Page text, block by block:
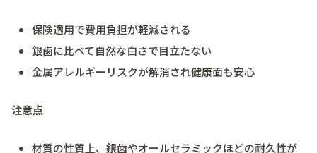
保険適用で費用負担が軽減される
銀歯に比べて自然な白さで目立たない
金属アレルギーリスクが解消され健康面も安心
注意点
材質の性質上、銀歯やオールセラミックほどの耐久性が